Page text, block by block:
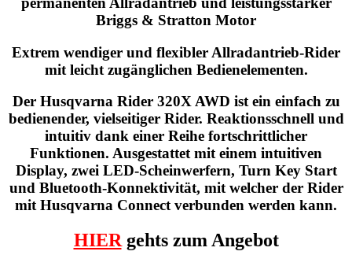
Briggs & Stratton Motor
Extrem wendiger und flexibler Allradantrieb-Rider
mit leicht zugänglichen Bedienelementen.
Der Husqvarna Rider 320X AWD ist ein einfach zu
bedienender, vielseitiger Rider. Reaktionsschnell und
intuitiv dank einer Reihe fortschrittlicher
Funktionen. Ausgestattet mit einem intuitiven
Display, zwei LED-Scheinwerfern, Turn Key Start
und Bluetooth-Konnektivität, mit welcher der Rider
mit Husqvarna Connect verbunden werden kann.
HIERgehts zum Angebot